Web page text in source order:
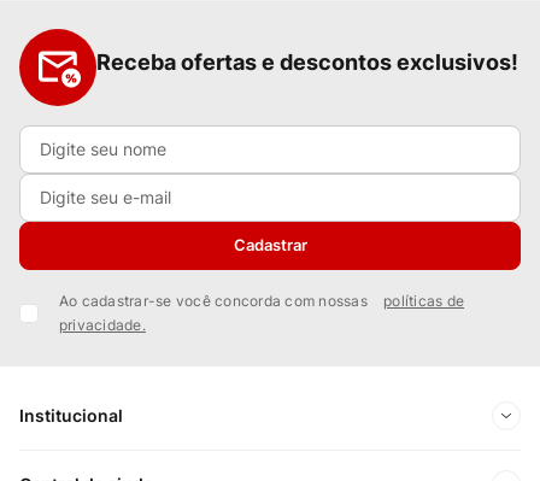
Receba ofertas e descontos exclusivos!
Cadastrar
Ao cadastrar-se você concorda com nossas
políticas de
privacidade.
Institucional
Sobre Nós